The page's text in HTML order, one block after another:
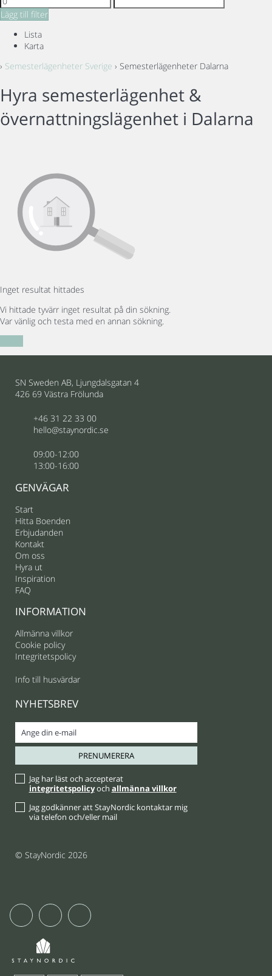
Lägg till filter
Lista
Karta
› Semesterlägenheter Sverige › Semesterlägenheter Dalarna
Hyra semesterlägenhet &
övernattningslägenhet i Dalarna
Inget resultat hittades
Vi hittade tyvärr inget resultat på din sökning.
Var vänlig och testa med en annan sökning.
SN Sweden AB, Ljungdalsgatan 4
426 69 Västra Frölunda
+46 31 22 33 00
hello@staynordic.se
09:00-12:00
13:00-16:00
GENVÄGAR
Start
Hitta Boenden
Erbjudanden
Kontakt
Om oss
Hyra ut
Inspiration
FAQ
INFORMATION
Allmänna villkor
Cookie policy
Integritetspolicy
Info till husvärdar
NYHETSBREV
Jag har läst och accepterat
integritetspolicyoch allmänna villkor
Jag godkänner att StayNordic kontaktar mig
via telefon och/eller mail
© StayNordic 2026